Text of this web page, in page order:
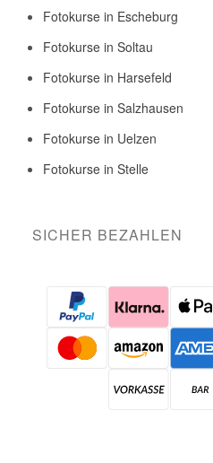
Fotokurse in Escheburg
Fotokurse in Soltau
Fotokurse in Harsefeld
Fotokurse in Salzhausen
Fotokurse in Uelzen
Fotokurse in Stelle
SICHER BEZAHLEN